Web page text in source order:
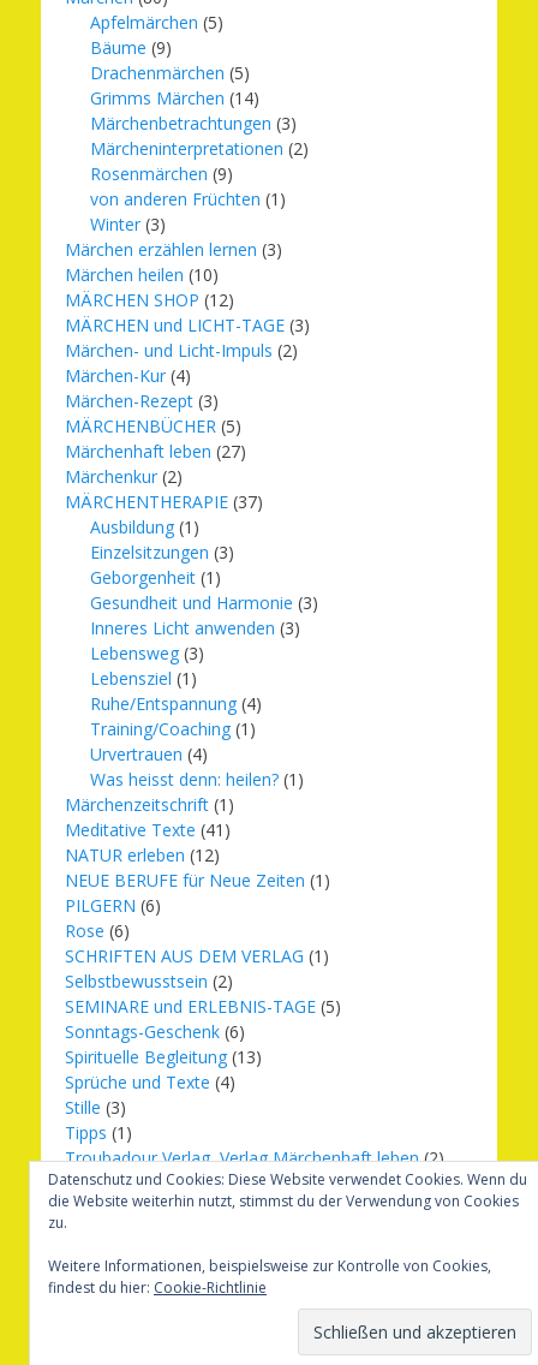
Apfelmärchen (5)
Bäume (9)
Drachenmärchen (5)
Grimms Märchen (14)
Märchenbetrachtungen (3)
Märcheninterpretationen (2)
Rosenmärchen (9)
von anderen Früchten (1)
Winter (3)
Märchen erzählen lernen (3)
Märchen heilen (10)
MÄRCHEN SHOP (12)
MÄRCHEN und LICHT-TAGE (3)
Märchen- und Licht-Impuls (2)
Märchen-Kur (4)
Märchen-Rezept (3)
MÄRCHENBÜCHER (5)
Märchenhaft leben (27)
Märchenkur (2)
MÄRCHENTHERAPIE (37)
Ausbildung (1)
Einzelsitzungen (3)
Geborgenheit (1)
Gesundheit und Harmonie (3)
Inneres Licht anwenden (3)
Lebensweg (3)
Lebensziel (1)
Ruhe/Entspannung (4)
Training/Coaching (1)
Urvertrauen (4)
Was heisst denn: heilen? (1)
Märchenzeitschrift (1)
Meditative Texte (41)
NATUR erleben (12)
NEUE BERUFE für Neue Zeiten (1)
PILGERN (6)
Rose (6)
SCHRIFTEN AUS DEM VERLAG (1)
Selbstbewusstsein (2)
SEMINARE und ERLEBNIS-TAGE (5)
Sonntags-Geschenk (6)
Spirituelle Begleitung (13)
Sprüche und Texte (4)
Stille (3)
Tipps (1)
Troubadour Verlag, Verlag Märchenhaft leben(2)
Übungen (1)
Urbilder(20)
Verlag Märchenhaft leben
Weihnachten(16)
Datenschutz und Cookies: Diese Website verwendet Cookies. Wenn du
die Website weiterhin nutzt, stimmst du der Verwendung von Cookies
zu.
Weitere Informationen, beispielsweise zur Kontrolle von Cookies,
findest du hier: Cookie-Richtlinie
Märchenhaft und erfüllt leben. Alle